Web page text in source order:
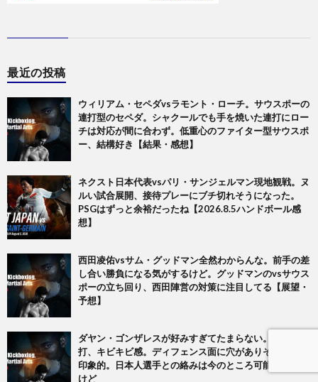
最近の投稿
ウィリアム・セペダvsラモント・ローチ。サウスポーの
連打型のセペダ。シャクールでも手を焼いた連打にロー
チは対応が間に合わず。低重心のファイター型サウスポ
ー、結構好き【結果・感想】
ネクスト日本代表vsパリ・サンジェルマン現地観戦。ヌ
ルい試合展開、接待プレーにブチ切れそうになった。
PSGはずっと余裕だったね【2026.8.5ハンドボール感
想】
西田凌佑vsサム・グッドマン全然わからんな。前手の差
し合い勝負になる気がするけど。グッドマンのvsサウス
ポーの立ち回り、西田陣営の対策に注目してる【展望・
予想】
ダヤン・ゴンザレスが好みすぎてたまらない。馬力と連
打、キビキビ感。ディフェンス面に穴がありそうなのも
印象的。日本人選手との絡みは今のところ可能性は低い
けど